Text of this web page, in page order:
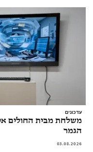
עדכונים
משלחת מבית החולים
הגמר
03.08.2026